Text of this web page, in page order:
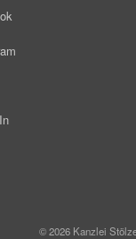
© 2026 Kanzlei